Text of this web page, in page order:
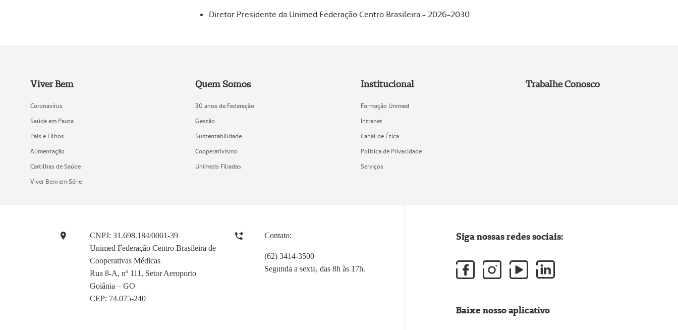
Diretor Presidente da Unimed Federação Centro Brasileira - 2026-2030
Viver Bem
Coronavírus
Saúde em Pauta
Pais e Filhos
Alimentação
Cartilhas de Saúde
Viver Bem em Série
Quem Somos
30 anos de Federação
Gestão
Sustentabilidade
Cooperativismo
Unimeds Filiadas
Institucional
Formação Unimed
Intranet
Canal de Ética
Política de Privacidade
Serviços
Trabalhe Conosco
CNPJ: 31.698.184/0001-39
Unimed Federação Centro Brasileira de
Cooperativas Médicas
Rua 8-A, nº 111, Setor Aeroporto
Goiânia – GO
CEP: 74.075-240
Contato:
(62) 3414-3500
Segunda a sexta, das 8h às 17h.
Siga nossas redes sociais:
Baixe nosso aplicativo